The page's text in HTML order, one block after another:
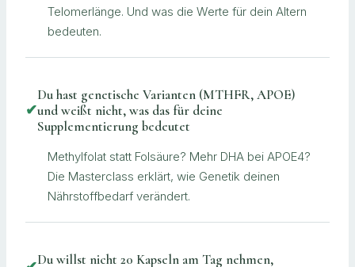
Telomerlänge. Und was die Werte für dein Altern
bedeuten.
✔
Du hast genetische Varianten (MTHFR, APOE)
und weißt nicht, was das für deine
Supplementierung bedeutet
Methylfolat statt Folsäure? Mehr DHA bei APOE4?
Die Masterclass erklärt, wie Genetik deinen
Nährstoffbedarf verändert.
Du willst nicht 20 Kapseln am Tag nehmen,